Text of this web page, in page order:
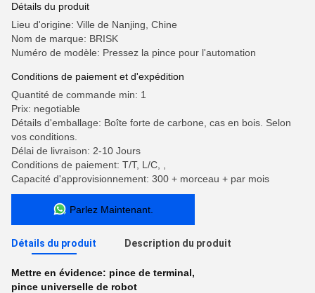
Détails du produit
Lieu d'origine: Ville de Nanjing, Chine
Nom de marque: BRISK
Numéro de modèle: Pressez la pince pour l'automation
Conditions de paiement et d'expédition
Quantité de commande min: 1
Prix: negotiable
Détails d'emballage: Boîte forte de carbone, cas en bois. Selon
vos conditions.
Délai de livraison: 2-10 Jours
Conditions de paiement: T/T, L/C, ,
Capacité d'approvisionnement: 300 + morceau + par mois
Parlez Maintenant.
Détails du produit Description du produit
Mettre en évidence: pince de terminal,
pince universelle de robot